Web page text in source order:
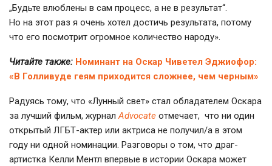
„Будьте влюблены в сам процесс, а не в результат“.
Но на этот раз я очень хотел достичь результата, потому
что его посмотрит огромное количество народу».
Читайте также: Номинант на Оскар Чиветел Эджиофор:
«В Голливуде геям приходится сложнее, чем черным»
Радуясь тому, что «Лунный свет» стал обладателем Оскара
за лучший фильм, журналAdvocate отмечает, что ни один
открытый ЛГБТ-актер или актриса не получил/а в этом
году ни одной номинации. Разговоры о том, что драг-
артистка Келли Ментл впервые в истории Оскара может